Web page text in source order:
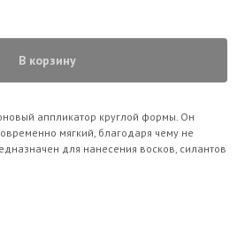
В корзину
аппликатор круглой формы. Он
мягкий, благодаря чему не
для нанесения восков, силантов